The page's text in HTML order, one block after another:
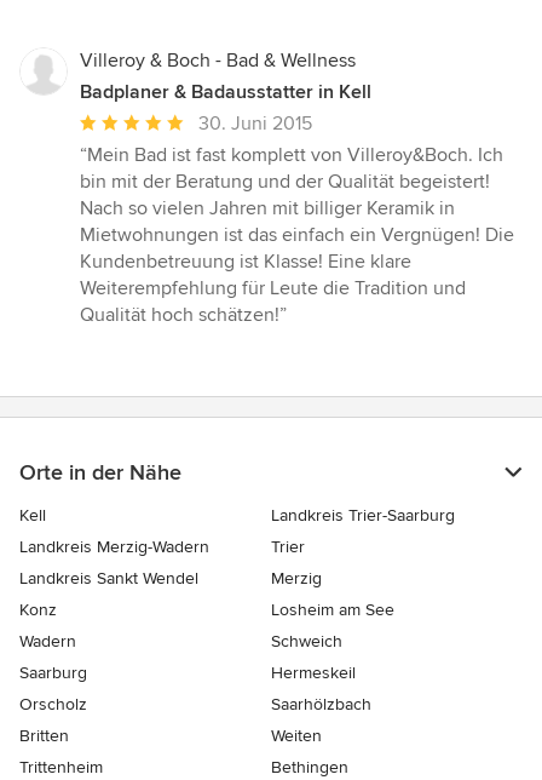
Villeroy & Boch - Bad & Wellness
Badplaner & Badausstatter in Kell
Durchschnittliche
Bewertung:
5
von
5
Sternen
30. Juni 2015
“Mein Bad ist fast komplett von Villeroy&Boch. Ich
bin mit der Beratung und der Qualität begeistert!
Nach so vielen Jahren mit billiger Keramik in
Mietwohnungen ist das einfach ein Vergnügen! Die
Kundenbetreuung ist Klasse! Eine klare
Weiterempfehlung für Leute die Tradition und
Qualität hoch schätzen!”
Orte in der Nähe
Kell
Landkreis Trier-Saarburg
Landkreis Merzig-Wadern
Trier
Landkreis Sankt Wendel
Merzig
Konz
Losheim am See
Wadern
Schweich
Saarburg
Hermeskeil
Orscholz
Saarhölzbach
Britten
Weiten
Trittenheim
Bethingen